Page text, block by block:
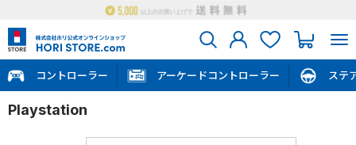
コントローラー アーケードコントローラー ステ
Playstation